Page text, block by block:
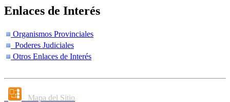
Enlaces de Interés
Organismos Provinciales
Poderes Judiciales
Otros Enlaces de Interés
Mapa del Sitio